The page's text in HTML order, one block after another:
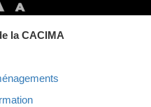
la CACIMA